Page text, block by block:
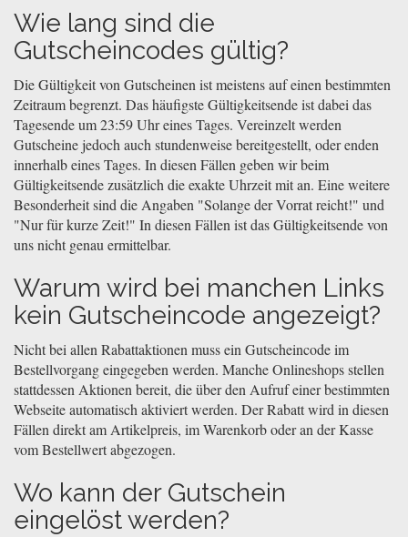
Wie lang sind die
Gutscheincodes gültig?
Die Gültigkeit von Gutscheinen ist meistens auf einen bestimmten
Zeitraum begrenzt. Das häufigste Gültigkeitsende ist dabei das
Tagesende um 23:59 Uhr eines Tages. Vereinzelt werden
Gutscheine jedoch auch stundenweise bereitgestellt, oder enden
innerhalb eines Tages. In diesen Fällen geben wir beim
Gültigkeitsende zusätzlich die exakte Uhrzeit mit an. Eine weitere
Besonderheit sind die Angaben "Solange der Vorrat reicht!" und
"Nur für kurze Zeit!" In diesen Fällen ist das Gültigkeitsende von
uns nicht genau ermittelbar.
Warum wird bei manchen Links
kein Gutscheincode angezeigt?
Nicht bei allen Rabattaktionen muss ein Gutscheincode im
Bestellvorgang eingegeben werden. Manche Onlineshops stellen
stattdessen Aktionen bereit, die über den Aufruf einer bestimmten
Webseite automatisch aktiviert werden. Der Rabatt wird in diesen
Fällen direkt am Artikelpreis, im Warenkorb oder an der Kasse
vom Bestellwert abgezogen.
Wo kann der Gutschein
eingelöst werden?